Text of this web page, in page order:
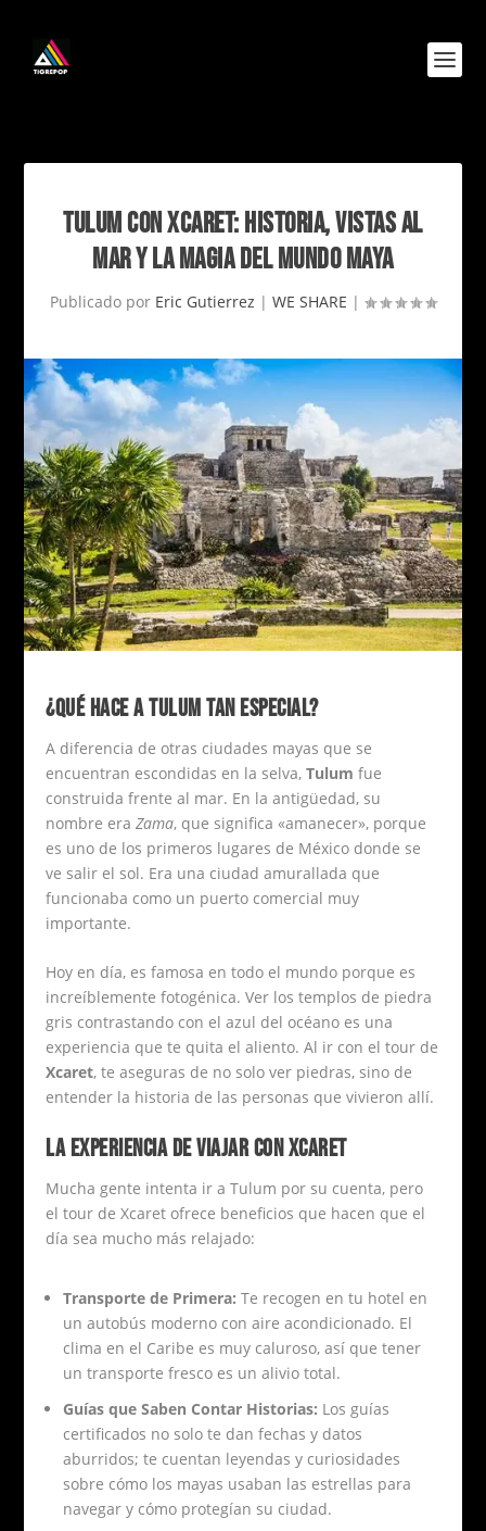
TULUM CON XCARET: HISTORIA, VISTAS AL
MAR Y LA MAGIA DEL MUNDO MAYA
Publicado por Eric Gutierrez | WE SHARE |
¿QUÉ HACE A TULUM TAN ESPECIAL?
A diferencia de otras ciudades mayas que se
encuentran escondidas en la selva,Tulum fue
construida frente al mar. En la antigüedad, su
nombre eraZama, que significa «amanecer», porque
es uno de los primeros lugares de México donde se
ve salir el sol. Era una ciudad amurallada que
funcionaba como un puerto comercial muy
importante.
Hoy en día, es famosa en todo el mundo porque es
increíblemente fotogénica. Ver los templos de piedra
gris contrastando con el azul del océano es una
experiencia que te quita el aliento. Al ir con el tour de
Xcaret, te aseguras de no solo ver piedras, sino de
entender la historia de las personas que vivieron allí.
LA EXPERIENCIA DE VIAJAR CON XCARET
Mucha gente intenta ir a Tulum por su cuenta, pero
el tour de Xcaret ofrece beneficios que hacen que el
día sea mucho más relajado:
Transporte de Primera: Te recogen en tu hotel en
un autobús moderno con aire acondicionado. El
clima en el Caribe es muy caluroso, así que tener
un transporte fresco es un alivio total.
Guías que Saben Contar Historias: Los guías
certificados no solo te dan fechas y datos
aburridos; te cuentan leyendas y curiosidades
sobre cómo los mayas usaban las estrellas para
navegar y cómo protegían su ciudad.